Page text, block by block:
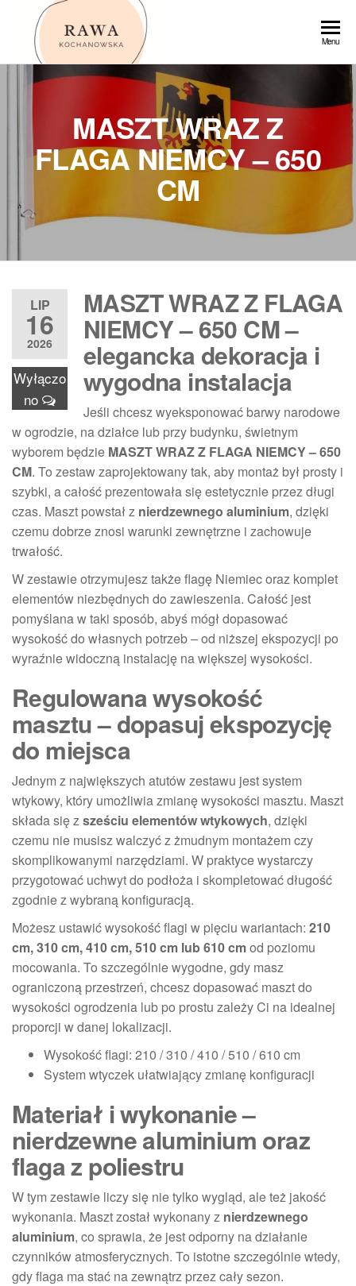
Przejdź
Menu
MASZT WRAZ Z
FLAGA NIEMCY – 650
CM
LIP
16
2026
Wyłączo
no
MASZT WRAZ Z FLAGA
NIEMCY – 650 CM –
elegancka dekoracja i
wygodna instalacja
Jeśli chcesz wyeksponować barwy narodowe
w ogrodzie, na działce lub przy budynku, świetnym
wyborem będzie MASZT WRAZ Z FLAGA NIEMCY – 650
CM. To zestaw zaprojektowany tak, aby montaż był prosty i
szybki, a całość prezentowała się estetycznie przez długi
czas. Maszt powstał z nierdzewnego aluminium, dzięki
czemu dobrze znosi warunki zewnętrzne i zachowuje
trwałość.
W zestawie otrzymujesz także flagę Niemiec oraz komplet
elementów niezbędnych do zawieszenia. Całość jest
pomyślana w taki sposób, abyś mógł dopasować
wysokość do własnych potrzeb – od niższej ekspozycji po
wyraźnie widoczną instalację na większej wysokości.
Regulowana wysokość
masztu – dopasuj ekspozycję
do miejsca
Jednym z największych atutów zestawu jest system
wtykowy, który umożliwia zmianę wysokości masztu. Maszt
składa się zsześciu elementów wtykowych, dzięki
czemu nie musisz walczyć z żmudnym montażem czy
skomplikowanymi narzędziami. W praktyce wystarczy
przygotować uchwyt do podłoża i skompletować długość
zgodnie z wybraną konfiguracją.
Możesz ustawić wysokość flagi w pięciu wariantach: 210
cm, 310 cm, 410 cm, 510 cm lub 610 cmod poziomu
mocowania. To szczególnie wygodne, gdy masz
ograniczoną przestrzeń, chcesz dopasować maszt do
wysokości ogrodzenia lub po prostu zależy Ci na idealnej
proporcji w danej lokalizacji.
Wysokość flagi: 210 / 310 / 410 / 510 / 610 cm
System wtyczek ułatwiający zmianę konfiguracji
Materiał i wykonanie –
nierdzewne aluminium oraz
flaga z poliestru
W tym zestawie liczy się nie tylko wygląd, ale też jakość
wykonania. Maszt został wykonany z nierdzewnego
aluminium, co sprawia, że jest odporny na działanie
czynników atmosferycznych. To istotne szczególnie wtedy,
gdy flaga ma stać na zewnątrz przez cały sezon.